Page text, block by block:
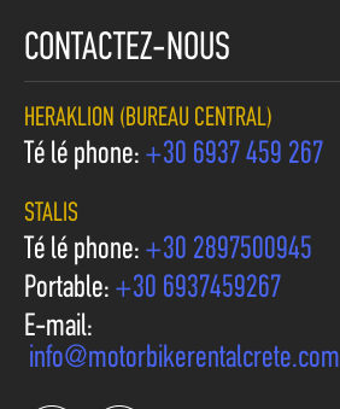
CONTACTEZ-NOUS
HERAKLION (BUREAU CENTRAL)
Téléphone: +30 6937 459 267
STALIS
Téléphone: +30 2897500945
Portable: +30 6937459267
E-mail:
info@motorbikerentalcrete.com